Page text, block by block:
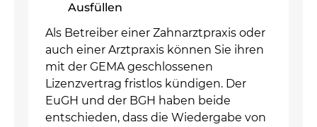
Ausfüllen
Als Betreiber einer Zahnarztpraxis oder
auch einer Arztpraxis können Sie ihren
mit der GEMA geschlossenen
Lizenzvertrag fristlos kündigen. Der
EuGH und der BGH haben beide
entschieden, dass die Wiedergabe von